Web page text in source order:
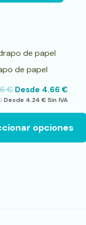
de papel
€ Desde 4.66€
Desde 4.24 €Sin IVA
opciones